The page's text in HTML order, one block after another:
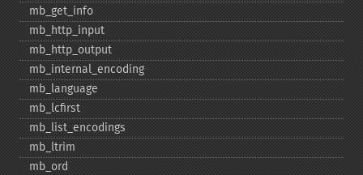
mb_​get_​info
mb_​http_​input
mb_​http_​output
mb_​internal_​encoding
mb_​language
mb_​lcfirst
mb_​list_​encodings
mb_​ltrim
mb_​ord